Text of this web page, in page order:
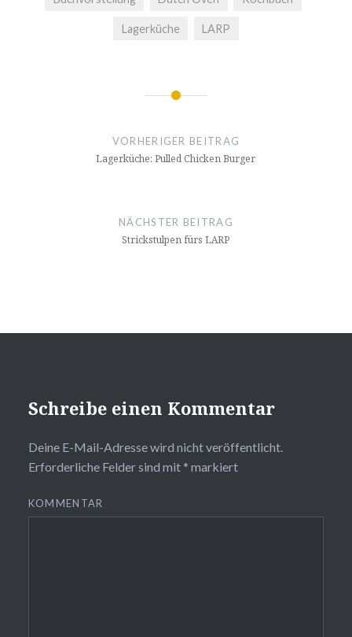
Lagerküche LARP
Beitragsnavigation
VORHERIGER BEITRAG
Lagerküche: Pulled Chicken Burger
NÄCHSTER BEITRAG
Strickstulpen fürs LARP
Schreibe einen Kommentar
Deine E-Mail-Adresse wird nicht veröffentlicht.
Erforderliche Felder sind mit * markiert
KOMMENTAR